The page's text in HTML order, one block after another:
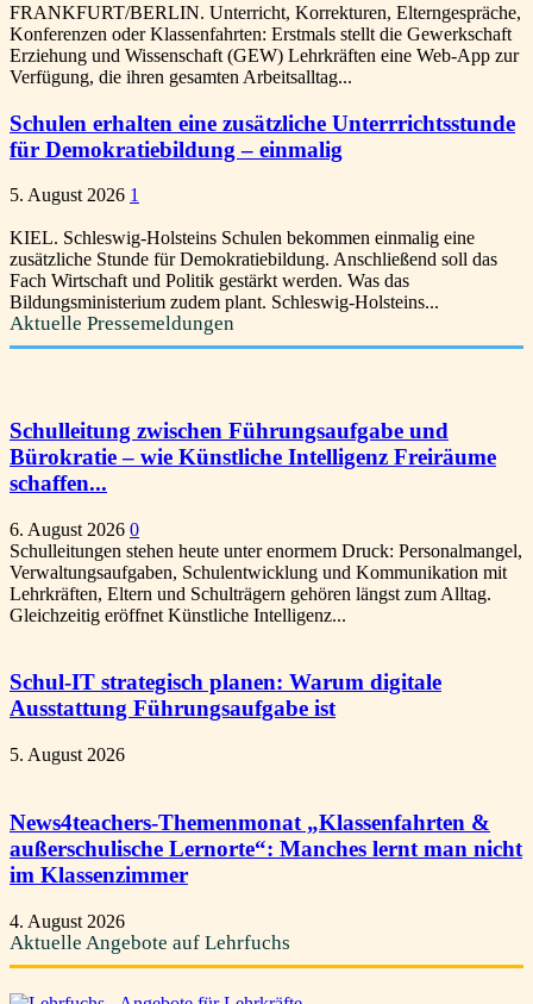
FRANKFURT/BERLIN. Unterricht, Korrekturen, Elterngespräche,
Konferenzen oder Klassenfahrten: Erstmals stellt die Gewerkschaft
Erziehung und Wissenschaft (GEW) Lehrkräften eine Web-App zur
Verfügung, die ihren gesamten Arbeitsalltag...
Schulen erhalten eine zusätzliche Unterrrichtsstunde
für Demokratiebildung – einmalig
5. August 2026 1
KIEL. Schleswig-Holsteins Schulen bekommen einmalig eine
zusätzliche Stunde für Demokratiebildung. Anschließend soll das
Fach Wirtschaft und Politik gestärkt werden. Was das
Bildungsministerium zudem plant. Schleswig-Holsteins...
Aktuelle Pressemeldungen
Schulleitung zwischen Führungsaufgabe und
Bürokratie – wie Künstliche Intelligenz Freiräume
schaffen...
6. August 2026 0
Schulleitungen stehen heute unter enormem Druck: Personalmangel,
Verwaltungsaufgaben, Schulentwicklung und Kommunikation mit
Lehrkräften, Eltern und Schulträgern gehören längst zum Alltag.
Gleichzeitig eröffnet Künstliche Intelligenz...
Schul-IT strategisch planen: Warum digitale
Ausstattung Führungsaufgabe ist
5. August 2026
News4teachers-Themenmonat „Klassenfahrten &
außerschulische Lernorte“: Manches lernt man nicht
im Klassenzimmer
4. August 2026
Aktuelle Angebote auf Lehrfuchs